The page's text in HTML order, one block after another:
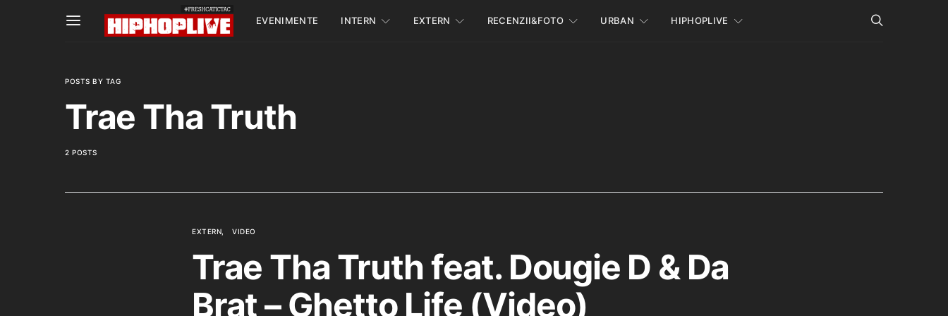
EVENIMENTE INTERN EXTERN RECENZII&FOTO URBAN HIPHOPLIVE
POSTS BY TAG
Trae Tha Truth
2 POSTS
EXTERN VIDEO
Trae Tha Truth feat. Dougie D & Da
Brat – Ghetto Life (Video)